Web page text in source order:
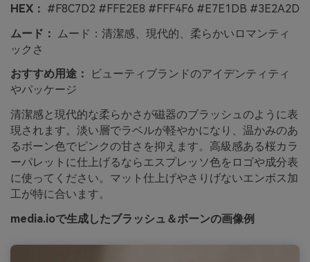
HEX： #F8C7D2 #FFE2E8 #FFF4F6 #E7E1DB #3E2A2D
ムード：
ムード：清潔感、現代的、柔らかいロマンティ
ックさ
おすすめ用途：
ビューティブランドのアイデンティティ
やパッケージ
清潔感と現代的な柔らかさが磁器のブラッシュのように表
現されます。淡い層でラベルが軽やかになり、温かみのあ
るボーン色でピンクの甘さを抑えます。高級感ある桜カラ
ーパレットに仕上げるならエスプレッソ色をロゴや成分表
に使ってください。マット仕上げやさりげないエンボス加
工が特に合います。
media.ioで生成したブラッシュ＆ボーンの画像例